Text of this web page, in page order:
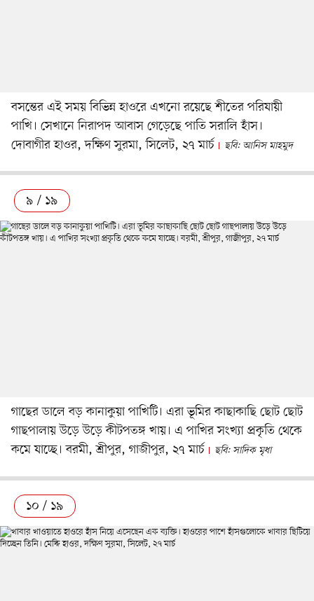
বসন্তের এই সময় বিভিন্ন হাওরে এখনো রয়েছে শীতের পরিযায়ী
পাখি। সেখানে নিরাপদ আবাস গেড়েছে পাতি সরালি হাঁস।
দোবাগীর হাওর, দক্ষিণ সুরমা, সিলেট, ২৭ মার্চ
ছবি: আনিস মাহমুদ
৯ / ১৯
গাছের ডালে বড় কানাকুয়া পাখিটি। এরা ভূমির কাছাকাছি ছোট ছোট
গাছপালায় উড়ে উড়ে কীটপতঙ্গ খায়। এ পাখির সংখ্যা প্রকৃতি থেকে
কমে যাচ্ছে। বরমী, শ্রীপুর, গাজীপুর, ২৭ মার্চ
ছবি: সাদিক মৃধা
১০ / ১৯